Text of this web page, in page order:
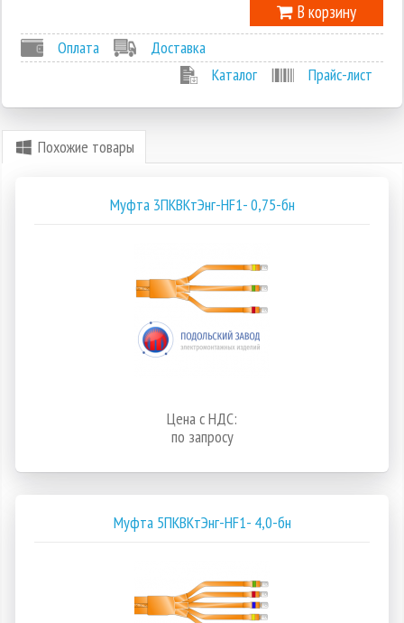
В корзину
Оплата
Доставка
Каталог
Прайс-лист
Похожие товары
Муфта 3ПКВКтЭнг-HF1- 0,75-бн
Цена с НДС:
по запросу
Муфта 5ПКВКтЭнг-HF1- 4,0-бн